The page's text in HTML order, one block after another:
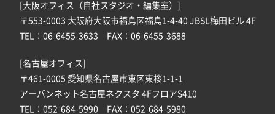
[大阪オフィス（自社スタジオ・編集室）]
〒553-0003 大阪府大阪市福島区福島1-4-40 JBSL梅田ビル 4F
TEL：06-6455-3633 FAX：06-6455-3688
[名古屋オフィス]
〒461-0005 愛知県名古屋市東区東桜1-1-1
アーバンネット名古屋ネクスタ 4FフロアS410
TEL：052-684-5990 FAX：052-684-5980